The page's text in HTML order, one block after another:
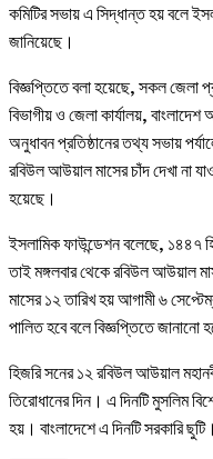
কমিটির সভায় এ সিদ্ধান্ত হয় বলে
জানিয়েছে।
বিজ্ঞপ্তিতে বলা হয়েছে, সকল জেলা
বিভাগীয় ও জেলা কার্যালয়,
অনুধাবন প্রতিষ্ঠানের তথ্য সভায়
রবিউল আউয়াল মাসের চাঁদ দেখা না
হয়েছে।
ইসলামিক ফাউন্ডেশন বলেছে, ১৪৪৭
তাই মঙ্গলবার থেকে রবিউল আউয়াল
মাসের ১২ তারিখ হয় আগামী ৬
পালিত হবে বলে বিজ্ঞপ্তিতে জানানো
হিজরি সনের ১২ রবিউল আউয়াল
তিরোধানের দিন। এ দিনটি মুসলিম
হয়। বাংলাদেশে এ দিনটি সরকারি ছুটি।